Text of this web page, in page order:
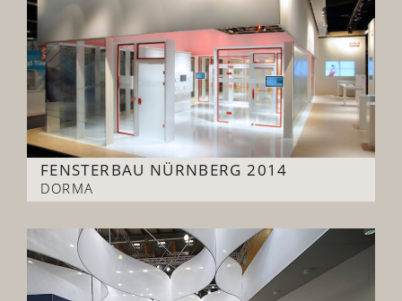
FENSTERBAU NÜRNBERG 2014
DORMA